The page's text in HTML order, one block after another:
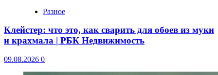
Разное
Клейстер: что это, как сварить для обоев из муки
и крахмала | РБК Недвижимость
09.08.2026 0